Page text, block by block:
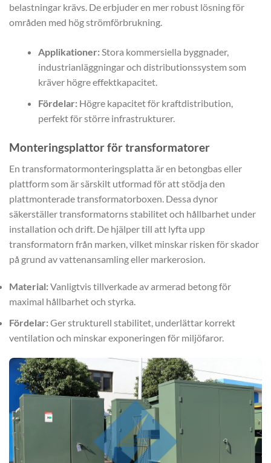
belastningar krävs. De erbjuder en mer robust lösning för
områden med hög strömförbrukning.
Applikationer:Stora kommersiella byggnader,
industrianläggningar och distributionssystem som
kräver högre effektkapacitet.
Fördelar: Högre kapacitet för kraftdistribution,
perfekt för större infrastrukturer.
Monteringsplattor för transformatorer
En transformatormonteringsplatta är en betongbas eller
plattform som är särskilt utformad för att stödja den
plattmonterade transformatorboxen. Dessa dynor
säkerställer transformatorns stabilitet och hållbarhet under
installation och drift. De hjälper till att lyfta upp
transformatorn från marken, vilket minskar risken för skador
på grund av vattenansamling eller markerosion.
Material:Vanligtvis tillverkade av armerad betong för
maximal hållbarhet och styrka.
Fördelar:Ger strukturell stabilitet, underlättar korrekt
ventilation och minskar exponeringen för miljöfaror.